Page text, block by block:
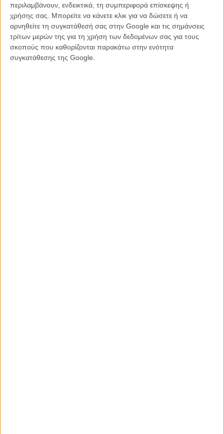
περιλαμβάνουν, ενδεικτικά, τη συμπεριφορά επίσκεψης ή
χρήσης σας. Μπορείτε να κάνετε κλικ για να δώσετε ή να
αρνηθείτε τη συγκατάθεσή σας στην Google και τις σημάνσεις
τρίτων μερών της για τη χρήση των δεδομένων σας για τους
σκοπούς που καθορίζονται παρακάτω στην ενότητα
συγκατάθεσης της Google.